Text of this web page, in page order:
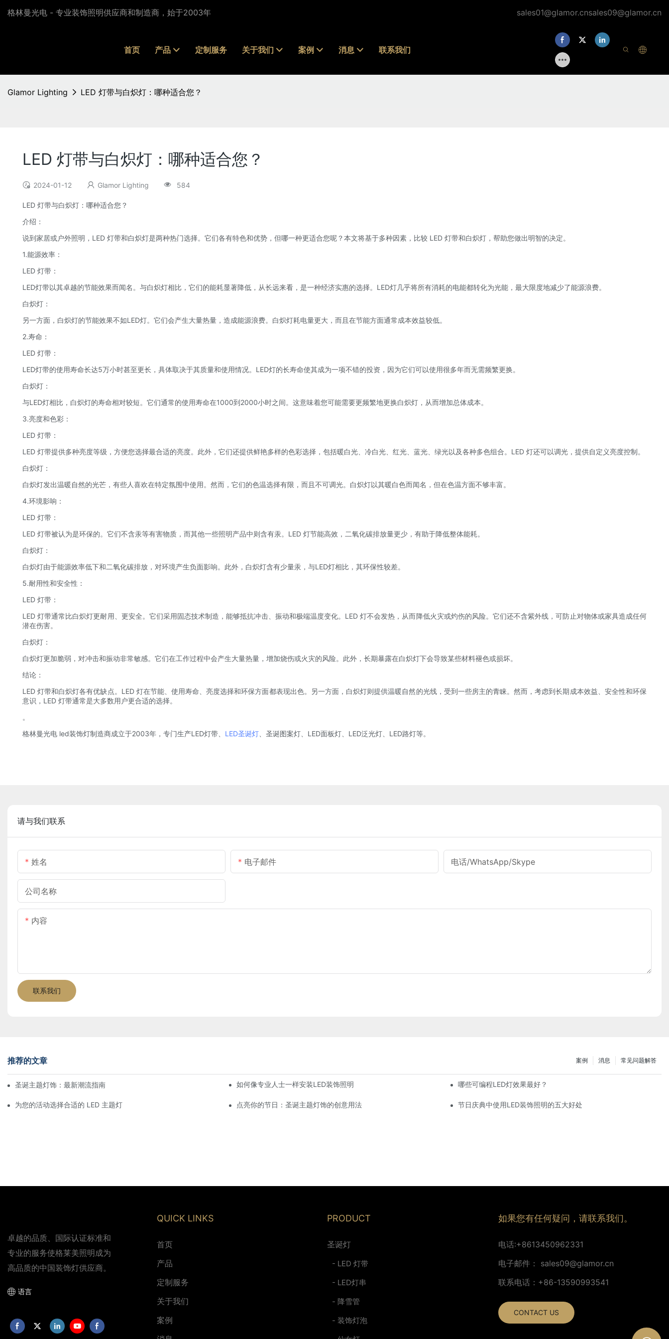
格林曼光电 - 专业装饰照明供应商和制造商，始于2003年 sales01@glamor.cnsales09@glamor.cn
首页 产品 定制服务 关于我们 案例 消息 联系我们
Glamor Lighting LED 灯带与白炽灯：哪种适合您？
LED 灯带与白炽灯：哪种适合您？
2024-01-12 Glamor Lighting 584
LED 灯带与白炽灯：哪种适合您？
介绍：
说到家居或户外照明，LED 灯带和白炽灯是两种热门选择。它们各有特色和优势，但哪一种更适合您呢？本文将基于多种因素，比较 LED 灯带和白炽灯，帮助您做出明智的决定。
1.能源效率：
LED 灯带：
LED灯带以其卓越的节能效果而闻名。与白炽灯相比，它们的能耗显著降低，从长远来看，是一种经济实惠的选择。LED灯几乎将所有消耗的电能都转化为光能，最大限度地减少了能源浪费。
白炽灯：
另一方面，白炽灯的节能效果不如LED灯。它们会产生大量热量，造成能源浪费。白炽灯耗电量更大，而且在节能方面通常成本效益较低。
2.寿命：
LED 灯带：
LED灯带的使用寿命长达5万小时甚至更长，具体取决于其质量和使用情况。LED灯的长寿命使其成为一项不错的投资，因为它们可以使用很多年而无需频繁更换。
白炽灯：
与LED灯相比，白炽灯的寿命相对较短。它们通常的使用寿命在1000到2000小时之间。这意味着您可能需要更频繁地更换白炽灯，从而增加总体成本。
3.亮度和色彩：
LED 灯带：
LED 灯带提供多种亮度等级，方便您选择最合适的亮度。此外，它们还提供鲜艳多样的色彩选择，包括暖白光、冷白光、红光、蓝光、绿光以及各种多色组合。LED 灯还可以调光，提供自定义亮度控制。
白炽灯：
白炽灯发出温暖自然的光芒，有些人喜欢在特定氛围中使用。然而，它们的色温选择有限，而且不可调光。白炽灯以其暖白色而闻名，但在色温方面不够丰富。
4.环境影响：
LED 灯带：
LED 灯带被认为是环保的。它们不含汞等有害物质，而其他一些照明产品中则含有汞。LED 灯节能高效，二氧化碳排放量更少，有助于降低整体能耗。
白炽灯：
白炽灯由于能源效率低下和二氧化碳排放，对环境产生负面影响。此外，白炽灯含有少量汞，与LED灯相比，其环保性较差。
5.耐用性和安全性：
LED 灯带：
LED 灯带通常比白炽灯更耐用、更安全。它们采用固态技术制造，能够抵抗冲击、振动和极端温度变化。LED 灯不会发热，从而降低火灾或灼伤的风险。它们还不含紫外线，可防止对物体或家具造成任何
潜在伤害。
白炽灯：
白炽灯更加脆弱，对冲击和振动非常敏感。它们在工作过程中会产生大量热量，增加烧伤或火灾的风险。此外，长期暴露在白炽灯下会导致某些材料褪色或损坏。
结论：
LED 灯带和白炽灯各有优缺点。LED 灯在节能、使用寿命、亮度选择和环保方面都表现出色。另一方面，白炽灯则提供温暖自然的光线，受到一些房主的青睐。然而，考虑到长期成本效益、安全性和环保
意识，LED 灯带通常是大多数用户更合适的选择。
。
格林曼光电 led装饰灯制造商成立于2003年，专门生产LED灯带、 LED圣诞灯 、圣诞图案灯、LED面板灯、LED泛光灯、LED路灯等。
请与我们联系
姓名 电子邮件 电话/WhatsApp/Skype
公司名称
内容
联系我们
推荐的文章 常见问题解答
消息
案例
圣诞主题灯饰：最新潮流指南 如何像专业人士一样安装LED装饰照明 哪些可编程LED灯效果最好？
为您的活动选择合适的 LED 主题灯 点亮你的节日：圣诞主题灯饰的创意用法 节日庆典中使用LED装饰照明的五大好处
卓越的品质、国际认证标准和
专业的服务使格莱美照明成为
高品质的中国装饰灯供应商。
语言
QUICK LINKS
首页
产品
定制服务
关于我们
案例
PRODUCT
圣诞灯
- LED 灯带
- LED灯串
- 降雪管
- 装饰灯泡
如果您有任何疑问，请联系我们。
电话:+8613450962331
电子邮件： sales09@glamor.cn
联系电话：+86-13590993541
CONTACT US